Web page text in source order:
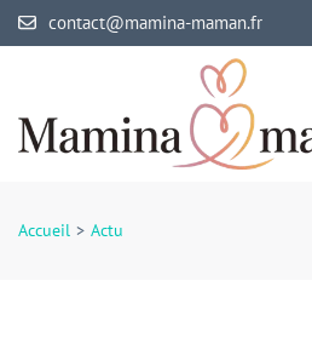
Aller
au
(Pressez
Entrée)
contact@mamina-maman.fr
Accueil > Actu